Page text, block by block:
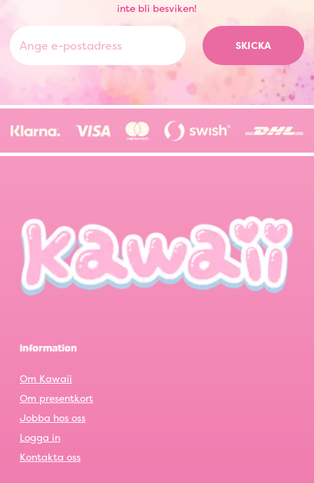
inte bli besviken!
SKICKA
Information
Om Kawaii
Om presentkort
Jobba hos oss
Logga in
Kontakta oss